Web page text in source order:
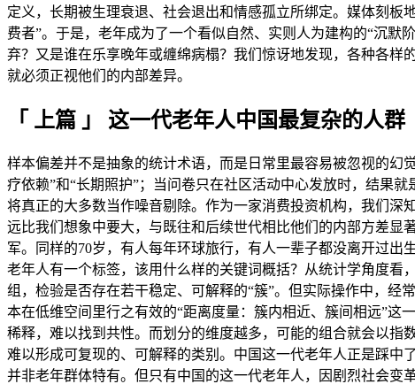
定义，长期被生理衰退、社会退出和情感孤立所绑定。媒体刻板
费者”。于是，老年成为了一个看似自然、实则人为建构的“沉
弃？又是谁在乐享晚年或缠绵病榻？我们惊讶地发现，各种各样
就必须正视他们的内部差异。
「 上篇 」 这一代老年人中国最复杂的人群
样本偏差并不是抽象的统计术语，而是日常里最容易被忽视的幻
疗依赖”和“长期照护”；当问卷只在社区活动中心发放时，结果
将真正的大多数当作噪音剔除。作为一家消费投资机构，我们
远比我们想象中要大，与既往和后续世代相比他们的内部方差显
军。同样的70岁，有人每年环球旅行，有人一辈子都没离开过
老年人有一个标签，该用什么样的关键词概括？从统计学角度看
组，检验是否存在若干稳定、可解释的“簇”。但实际操作中，经
本在低维空间里行之有效的“距离度量：簇内相近、簇间相远”
稀释，难以找到共性。而划分的维度越多，可能的组合就会以指
难以形成可复现的、可解释的类别。中国这一代老年人正是踩
并非老年群体特有。但只有中国的这一代老年人，因剧烈社会